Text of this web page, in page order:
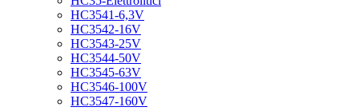
HC3541-6,3V
HC3542-16V
HC3543-25V
HC3544-50V
HC3545-63V
HC3546-100V
HC3547-160V